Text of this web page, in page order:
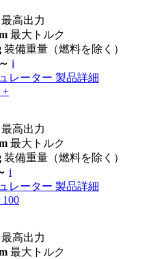
最高出力
最大トルク
装備重量（燃料を除く）
i
レーター 製品詳細
+
最高出力
最大トルク
装備重量（燃料を除く）
i
レーター 製品詳細
100
最高出力
最大トルク